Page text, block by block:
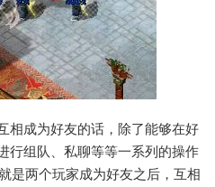
相成为好友的话，除了能够在好
行组队、私聊等等一系列的操作
是两个玩家成为好友之后，互相